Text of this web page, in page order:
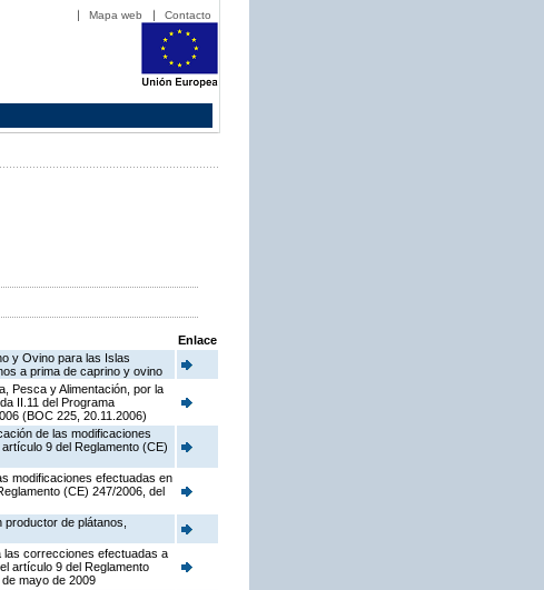
Mapa web Contacto
Enlace
y Ovino para las Islas
a prima de caprino y ovino
Pesca y Alimentación, por la
II.11 del Programa
(BOC 225, 20.11.2006)
de las modificaciones
9 del Reglamento (CE)
modificaciones efectuadas en
(CE) 247/2006, del
de plátanos,
las correcciones efectuadas a
artículo 9 del Reglamento
mayo de 2009